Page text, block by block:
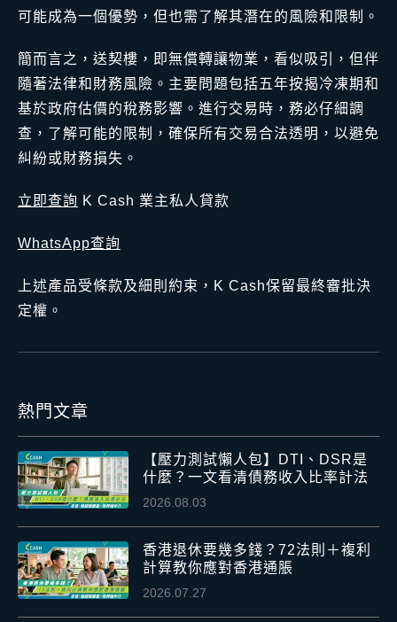
可能成為一個優勢，但也需了解其潛在的風險和限制。
簡而言之，送契樓，即無償轉讓物業，看似吸引，但伴
隨著法律和財務風險。主要問題包括五年按揭冷凍期和
基於政府估價的稅務影響。進行交易時，務必仔細調
查，了解可能的限制，確保所有交易合法透明，以避免
糾紛或財務損失。
立即查詢 K Cash 業主私人貸款
WhatsApp查詢
上述產品受條款及細則約束，K Cash保留最終審批決
定權。
熱門文章
【壓力測試懶人包】DTI、DSR是
什麼？一文看清債務收入比率計法
2026.08.03
香港退休要幾多錢？72法則＋複利
計算教你應對香港通脹
2026.07.27